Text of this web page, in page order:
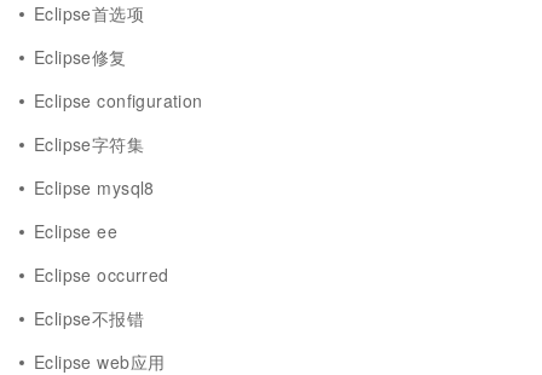
Eclipse首选项
Eclipse修复
Eclipse configuration
Eclipse字符集
Eclipse mysql8
Eclipse ee
Eclipse occurred
Eclipse不报错
Eclipse web应用